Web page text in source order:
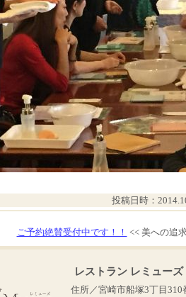
投稿日時：
ご予約絶賛受付中です！！ << 美への追
レストラン レミューズ
住所／宮崎市船塚3丁目310